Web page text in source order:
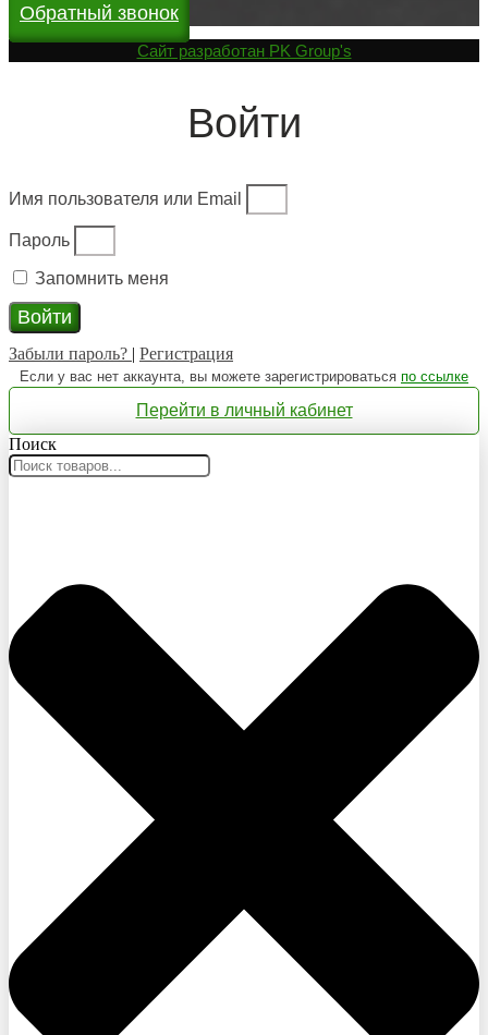
Обратный звонок
Cайт разработан PK Group's
Войти
Имя пользователя или Email
Пароль
Запомнить меня
Войти
Забыли пароль? | Регистрация
Если у вас нет аккаунта, вы можете зарегистрироваться по ссылке
Перейти в личный кабинет
Поиск